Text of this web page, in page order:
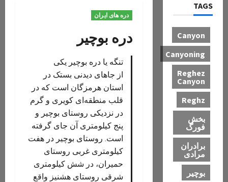
دره های ایران
دره بوچیر
تنگه یا دره بوچیر یکی
از جاهای دیدنی بستک در
استان هرمزگان است که در
قلب منطقه‌ای کویری و گرم
در نزدیکی روستای بوچیر و
پنج کیلومتری آن جای گرفته
است. روستای بوچير در هفت
كيلومتری غربی روستای
حميران، در شش كيلومتری
شرقی روستای هشنيز واقع
TAGS
Canyon
Canyoning
Reghez
Canyon
Reghz
بخش
فورگ
برادران
مرادی
بوچیر